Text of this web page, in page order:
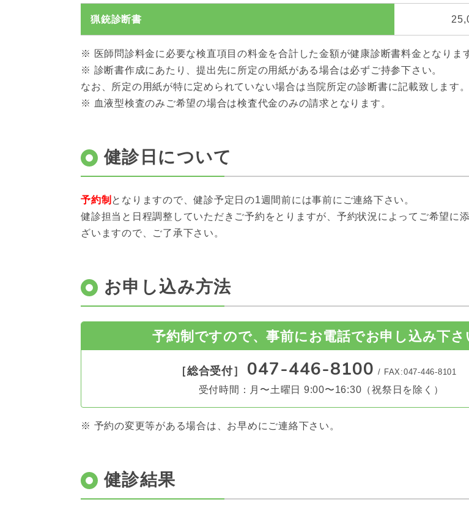
猟銃診断書
※ 医師問診料金に必要な検直項目の料金を合計した金額が健康診断書料金となりま
※ 診断書作成にあたり、提出先に所定の用紙がある場合は必ずご持参下さい。
なお、所定の用紙が特に定められていない場合は当院所定の診断書に記載致します。
※ 血液型検査のみご希望の場合は検査代金のみの請求となります。
健診日について
予約制 となりますので、健診予定日の1週間前には事前にご連絡下さい。
健診担当と日程調整していただきご予約をとりますが、予約状況によってご希望に
ざいますので、ご了承下さい。
お申し込み方法
予約制ですので、事前にお電話でお申し込み下さ
［総合受付］ 047-446-8100 / FAX:047-446-8101
受付時間：月〜土曜日 9:00〜16:30（祝祭日を除く）
※ 予約の変更等がある場合は、お早めにご連絡下さい。
健診結果